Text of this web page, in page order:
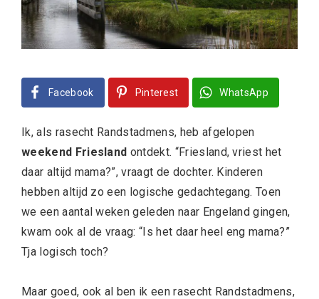
Facebook Pinterest WhatsApp
Ik, als rasecht Randstadmens, heb afgelopen
weekend Friesland ontdekt. “Friesland, vriest het
daar altijd mama?”, vraagt de dochter. Kinderen
hebben altijd zo een logische gedachtegang. Toen
we een aantal weken geleden naar Engeland gingen,
kwam ook al de vraag: “Is het daar heel eng mama?”
Tja logisch toch?
Maar goed, ook al ben ik een rasecht Randstadmens,